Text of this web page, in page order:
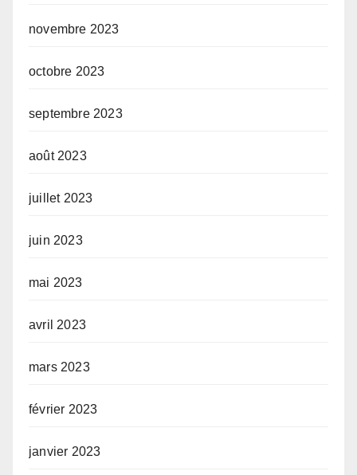
novembre 2023
octobre 2023
septembre 2023
août 2023
juillet 2023
juin 2023
mai 2023
avril 2023
mars 2023
février 2023
janvier 2023